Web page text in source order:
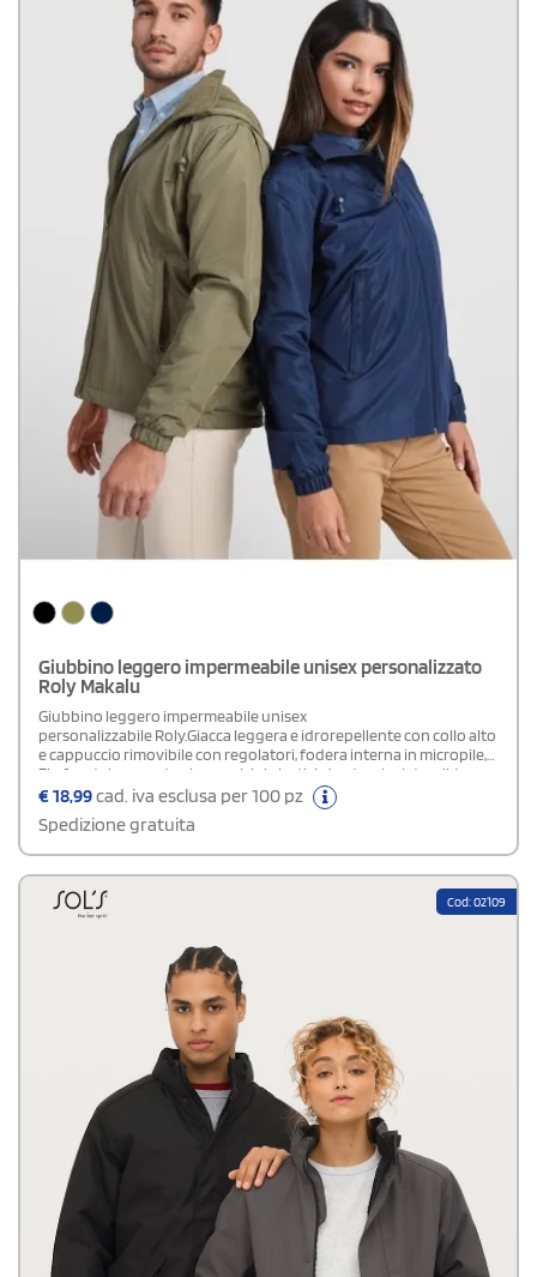
coscienza green
Giubbino leggero impermeabile unisex personalizzato
Roly Makalu
Giubbino leggero impermeabile unisex
personalizzabile Roly.Giacca leggera e idrorepellente con collo alto
e cappuccio rimovibile con regolatori, fodera interna in micropile,
Zip frontale e mentoniera, polsini elastici, due tasche laterali, tasca
interna lato sinstro e regolatori inferiori. Etichetta
rimovibile.Specifiche: Windproof - Water Repellent
€18,99cad. iva esclusa per 100 pz
Spedizione gratuita
Cod: 02109